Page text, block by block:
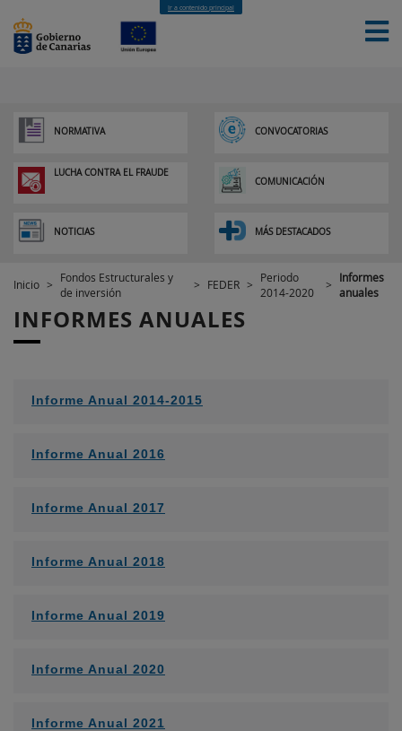
Ir a contenido principal
INICIO ¿QUÉ SON LOS FONDOS EUROPEOS?
ESTRUCTURALES Y DE INVERSIÓN EUROPEOS
NEXT-
NORMATIVA CONVOCATORIAS
LUCHA CONTRA EL FRAUDE
COMUNICACIÓN
NOTICIAS MÁS DESTACADOS
Inicio >
Fondos Estructurales y
de inversión
> FEDER >
Periodo
2014-2020
>
Informes
anuales
INFORMES ANUALES
Informe Anual 2014-2015
Informe Anual 2016
Informe Anual 2017
Informe Anual 2018
Informe Anual 2019
Informe Anual 2020
Informe Anual 2021